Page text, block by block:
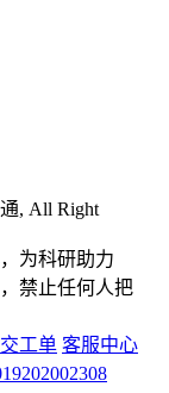
, All Right
为科研助力
禁止任何人把
工单 客服中心